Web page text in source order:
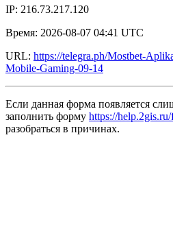
IP: 216.73.217.120
Время: 2026-08-07 04:41 UTC
URL: https://telegra.ph/Mostbet-
Mobile-Gaming-09-14
Если данная форма появляется
заполнить форму https://
разобраться в причинах.